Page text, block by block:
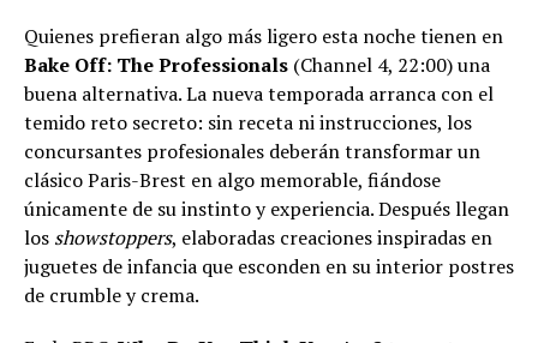
Quienes prefieran algo más ligero esta noche tienen en
Bake Off: The Professionals (Channel 4, 22:00) una
buena alternativa. La nueva temporada arranca con el
temido reto secreto: sin receta ni instrucciones, los
concursantes profesionales deberán transformar un
clásico Paris-Brest en algo memorable, fiándose
únicamente de su instinto y experiencia. Después llegan
los showstoppers, elaboradas creaciones inspiradas en
juguetes de infancia que esconden en su interior postres
de crumble y crema.